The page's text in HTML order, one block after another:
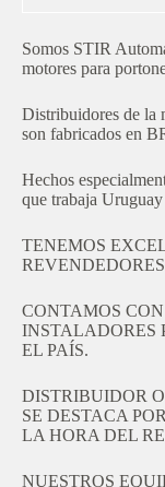
Somos STIR
motores para
Distribuidores de la
son fabricados en
Hechos
que trabaja
TENEMOS
CONTAMOS
INSTALADORES
EL PAÍS.
DISTRIBUIDOR
SE DESTACA
LA HORA DEL
NUESTROS